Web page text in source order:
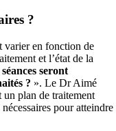
?
varier en fonction de
et l’état de la
seront
? ». Le Dr Aimé
un plan de traitement
pour atteindre